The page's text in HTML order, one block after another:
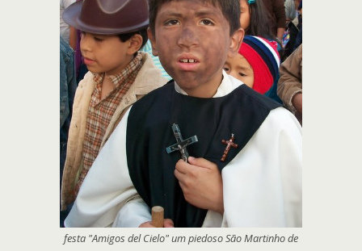
festa "Amigos del Cielo" um piedoso São Martinho de